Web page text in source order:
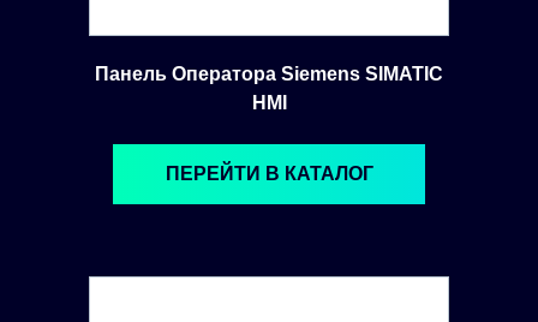
Панель Оператора Siemens SIMATIC
HMI
ПЕРЕЙТИ В КАТАЛОГ